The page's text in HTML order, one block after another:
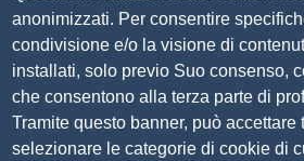
Bandi per contributi
Codice etico
Organigramma
Piano anticorruzione 2019-2021
Selezione personale
anonimizzati. Per consentire
condivisione e/o la visione di
installati, solo previo Suo consenso,
che consentono alla terza parte di
Tramite questo banner, può accettare
selezionare le categorie di cookie di